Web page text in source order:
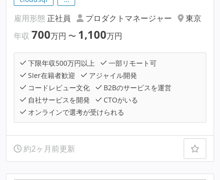
雇用形態 正社員 プロダクトマネージャー
東京
年収 700万円 〜 1,100万円
下限年収500万円以上
一部リモート可
SIer在籍者歓迎
アジャイル開発
コードレビュー文化
B2Bのサービスを運営
自社サービスを開発
CTOがいる
オンラインで選考が受けられる
約2ヶ月前更新